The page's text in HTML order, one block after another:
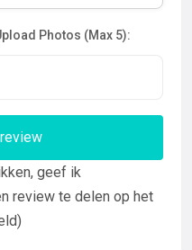
Photos (Max 5):
geef ik
review te delen op het